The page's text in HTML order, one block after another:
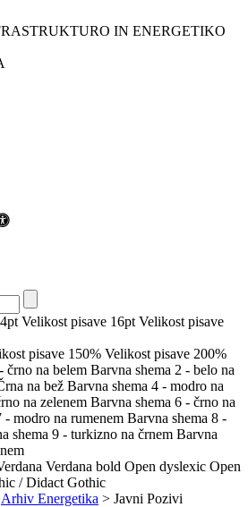
IN ENERGETIKO
Velikost pisave 16pt Velikost pisave
pisave 150% Velikost pisave 200%
črno na belem Barvna shema 2 - belo na
na bež Barvna shema 4 - modro na
na zelenem Barvna shema 6 - črno na
- modro na rumenem Barvna shema 8 -
shema 9 - turkizno na črnem Barvna
Verdana bold Open dyslexic Open
/ Didact Gothic
Arhiv Energetika > Javni Pozivi